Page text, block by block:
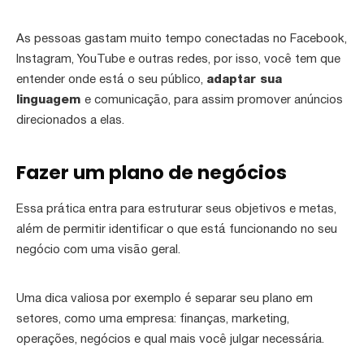
As pessoas gastam muito tempo conectadas no Facebook,
Instagram, YouTube e outras redes, por isso, você tem que
entender onde está o seu público, adaptar sua
linguagem e comunicação, para assim promover anúncios
direcionados a elas.
Fazer um plano de negócios
Essa prática entra para estruturar seus objetivos e metas,
além de permitir identificar o que está funcionando no seu
negócio com uma visão geral.
Uma dica valiosa por exemplo é separar seu plano em
setores, como uma empresa: finanças, marketing,
operações, negócios e qual mais você julgar necessária.